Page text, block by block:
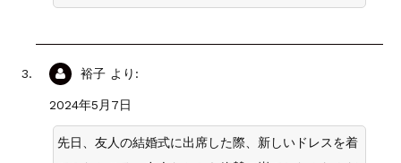
裕子 より:
2024年5月7日
先日、友人の結婚式に出席した際、新しいドレスを着